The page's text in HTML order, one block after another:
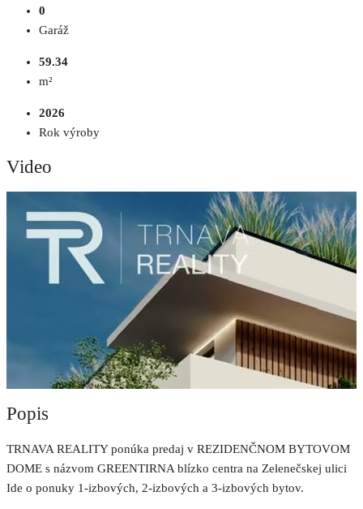
0
Garáž
59.34
m²
2026
Rok výroby
Video
Popis
TRNAVA REALITY ponúka predaj v REZIDENČNOM BYTOVOM
DOME s názvom GREENTIRNA blízko centra na Zelenečskej ulici
Ide o ponuky 1-izbových, 2-izbových a 3-izbových bytov.